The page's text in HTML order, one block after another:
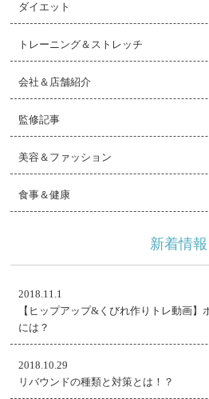
ダイエット
トレーニング＆ストレッチ
会社＆店舗紹介
監修記事
美容＆ファッション
食事＆健康
新着情報
2018.11.1
【ヒップアップ&くびれ作りトレ動画
には？
2018.10.29
リバウンドの種類と対策とは！？